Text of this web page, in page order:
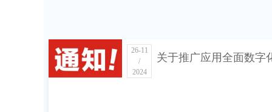
26-11
/
2024
关于推广应用全面数字